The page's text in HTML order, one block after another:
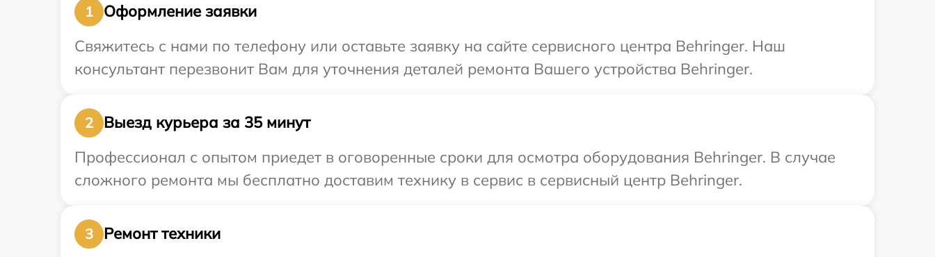
1
Оформление заявки
Свяжитесь с нами по телефону или оставьте заявку на сайте сервисного центра Behringer. Наш
консультант перезвонит Вам для уточнения деталей ремонта Вашего устройства Behringer.
2
Выезд курьера за 35 минут
Профессионал с опытом приедет в оговоренные сроки для осмотра оборудования Behringer. В случае
сложного ремонта мы бесплатно доставим технику в сервис в сервисный центр Behringer.
3
Ремонт техники